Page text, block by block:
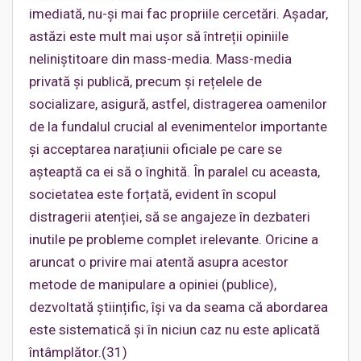
imediată, nu-și mai fac propriile cercetări. Așadar,
astăzi este mult mai ușor să întreții opiniile
neliniștitoare din mass-media. Mass-media
privată și publică, precum și rețelele de
socializare, asigură, astfel, distragerea oamenilor
de la fundalul crucial al evenimentelor importante
și acceptarea narațiunii oficiale pe care se
așteaptă ca ei să o înghită. În paralel cu aceasta,
societatea este forțată, evident în scopul
distragerii atenției, să se angajeze în dezbateri
inutile pe probleme complet irelevante. Oricine a
aruncat o privire mai atentă asupra acestor
metode de manipulare a opiniei (publice),
dezvoltată științific, își va da seama că abordarea
este sistematică și în niciun caz nu este aplicată
întâmplător.(31)